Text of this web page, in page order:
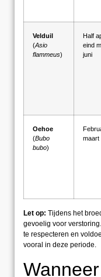
Velduil
(Asio
flammeus)
Half
eind
juni
Oehoe
(Bubo
bubo)
maart
Let op: Tijdens het
gevoelig voor
te respecteren en
vooral in deze periode.